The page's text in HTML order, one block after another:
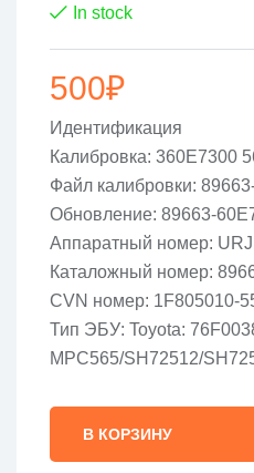
In stock
500₽
Идентификация
Калибровка: 360E7300
Файл калибровки:
Обновление: 89663-
Аппаратный номер:
Каталожный номер:
CVN номер: 1F805010-
Тип ЭБУ: Toyota:
MPC565/SH72512/
В КОРЗИНУ